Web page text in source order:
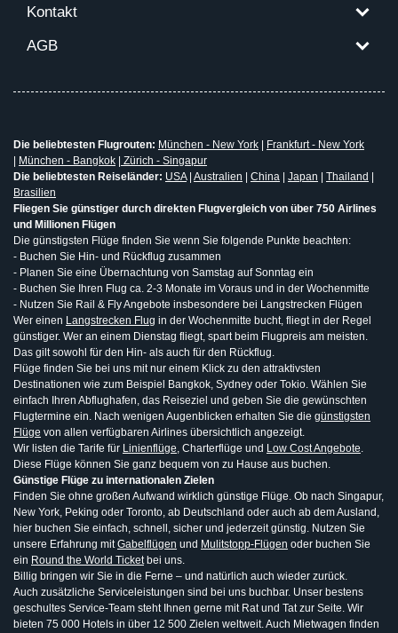
Kontakt
AGB
Die beliebtesten Flugrouten: München - New York
Frankfurt - New York
München - Bangkok
Zürich - Singapur
Die beliebtesten Reiseländer: USA| Australien China Japan Thailand
Brasilien
Fliegen Sie günstiger durch direkten Flugvergleich von über 750 Airlines
und Millionen Flügen
Die günstigsten Flüge finden Sie wenn Sie folgende Punkte beachten:
- Buchen Sie Hin- und Rückflug zusammen
- Planen Sie eine Übernachtung von Samstag auf Sonntag ein
- Buchen Sie Ihren Flug ca. 2-3 Monate im Voraus und in der Wochenmitte
- Nutzen Sie Rail & Fly Angebote insbesondere bei Langstrecken Flügen
Wer einen Langstrecken Flug in der Wochenmitte bucht, fliegt in der Regel
günstiger. Wer an einem Dienstag fliegt, spart beim Flugpreis am meisten.
Das gilt sowohl für den Hin- als auch für den Rückflug.
Flüge finden Sie bei uns mit nur einem Klick zu den attraktivsten
Destinationen wie zum Beispiel Bangkok, Sydney oder Tokio. Wählen Sie
einfach Ihren Abflughafen, das Reiseziel und geben Sie die gewünschten
Flugtermine ein. Nach wenigen Augenblicken erhalten Sie die günstigsten
Flüge von allen verfügbaren Airlines übersichtlich angezeigt.
Wir listen die Tarife für Linienflüge, Charterflüge und Low Cost Angebote.
Diese Flüge können Sie ganz bequem von zu Hause aus buchen.
Günstige Flüge zu internationalen Zielen
Finden Sie ohne großen Aufwand wirklich günstige Flüge. Ob nach Singapur,
New York, Peking oder Toronto, ab Deutschland oder auch ab dem Ausland,
hier buchen Sie einfach, schnell, sicher und jederzeit günstig. Nutzen Sie
unsere Erfahrung mitGabelflügen und Mulitstopp-Flügen oder buchen Sie
ein Round the World Ticketbei uns.
Billig bringen wir Sie in die Ferne – und natürlich auch wieder zurück.
Auch zusätzliche Serviceleistungen sind bei uns buchbar. Unser bestens
geschultes Service-Team steht Ihnen gerne mit Rat und Tat zur Seite. Wir
bieten 75 000 Hotels in über 12 500 Zielen weltweit. Auch Mietwagen finden